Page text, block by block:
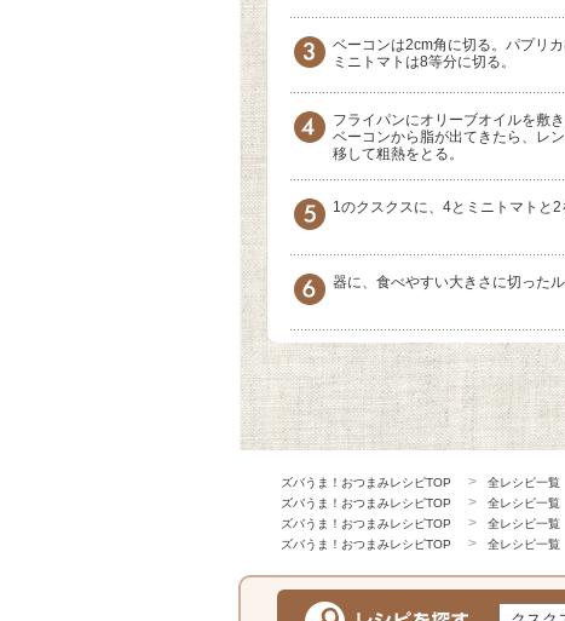
ベーコンは2cm角に切る。パプリ
ミニトマトは8等分に切る。
フライパンにオリーブオイルを敷
ベーコンから脂が出てきたら、レ
移して粗熱をとる。
1のクスクスに、4とミニトマトと2
器に、食べやすい大きさに切った
ズバうま！おつまみレシピTOP 全レシピ一覧
ズバうま！おつまみレシピTOP
全レシピ一覧
ズバうま！おつまみレシピTOP
全レシピ一覧
ズバうま！おつまみレシピTOP
全レシピ一覧